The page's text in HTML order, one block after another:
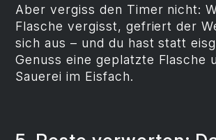
Aber vergiss den Timer nicht:
Flasche vergisst, gefriert der
sich aus – und du hast statt
Genuss eine geplatzte Flasche
Sauerei im Eisfach.